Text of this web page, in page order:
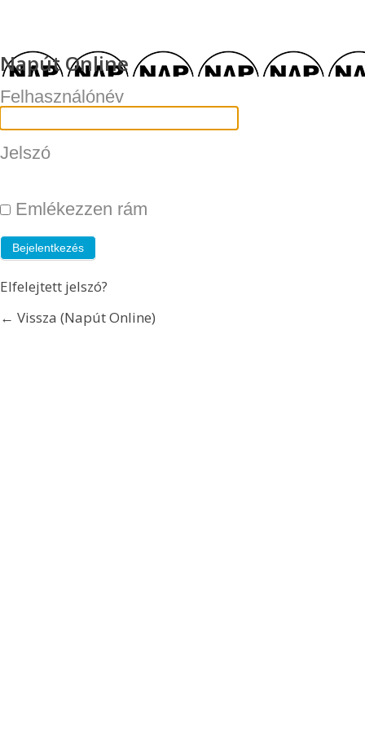
Napút Online
Felhasználónév
Jelszó
Emlékezzen rám
Elfelejtett jelszó?
← Vissza (Napút Online)